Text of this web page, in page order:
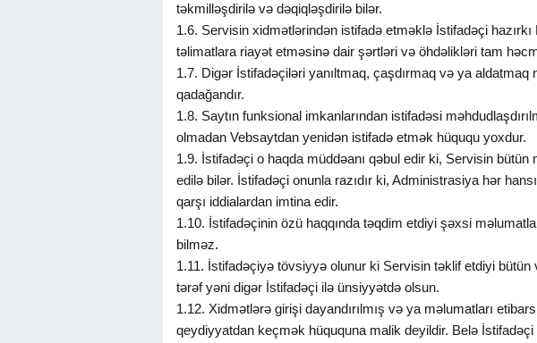
təkmilləşdirilə və dəqiqləşdirilə bilər.
1.6. Servisin xidmətlərindən istifadə etməklə İstifadəçi
təlimatlara riayət etməsinə dair şərtləri və öhdəlikləri tam
1.7. Digər İstifadəçiləri yanıltmaq, çaşdırmaq və ya aldatmaq
qadağandır.
1.8. Saytın funksional imkanlarından istifadəsi
olmadan Vebsaytdan yenidən istifadə etmək hüququ yoxdur.
1.9. İstifadəçi o haqda müddəanı qəbul edir ki, Servisin
edilə bilər. İstifadəçi onunla razıdır ki, Administrasiya hər
qarşı iddialardan imtina edir.
1.10. İstifadəçinin özü haqqında təqdim etdiyi şəxsi
bilməz.
1.11. İstifadəçiyə tövsiyyə olunur ki Servisin təklif etdiyi bütün
tərəf yəni digər İstifadəçi ilə ünsiyyətdə olsun.
1.12. Xidmətlərə girişi dayandırılmış və ya məlumatları
qeydiyyatdan keçmək hüququna malik deyildir. Belə